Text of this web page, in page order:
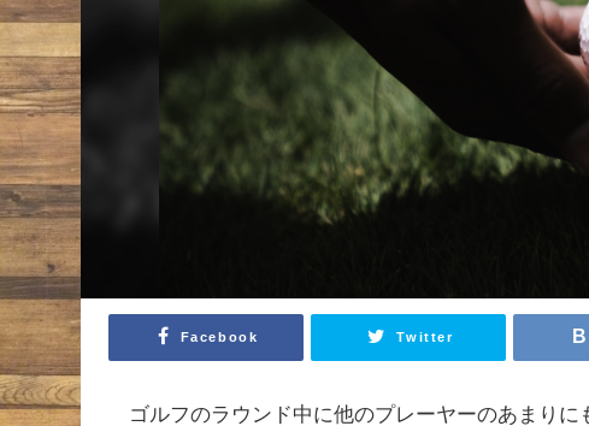
Facebook Twitter
ゴルフのラウンド中に他のプレーヤーのあまり